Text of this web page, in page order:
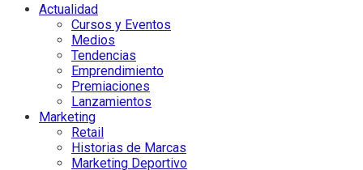
Actualidad
Cursos y Eventos
Medios
Tendencias
Emprendimiento
Premiaciones
Lanzamientos
Marketing
Retail
Historias de Marcas
Marketing Deportivo